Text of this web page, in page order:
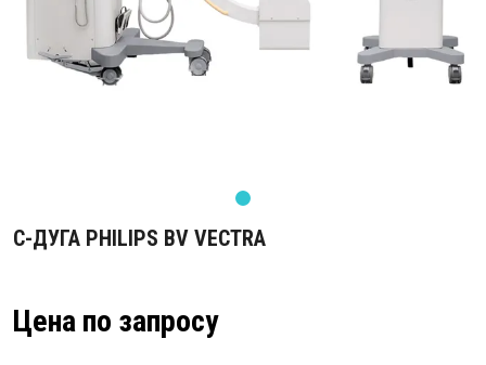
С-ДУГА PHILIPS BV VECTRA
Цена по запросу